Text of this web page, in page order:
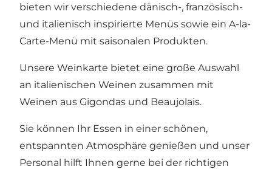
bieten wir verschiedene dänisch-, französisch-
und italienisch inspirierte Menüs sowie ein A-la-
Carte-Menü mit saisonalen Produkten.
Unsere Weinkarte bietet eine große Auswahl
an italienischen Weinen zusammen mit
Weinen aus Gigondas und Beaujolais.
Sie können Ihr Essen in einer schönen,
entspannten Atmosphäre genießen und unser
Personal hilft Ihnen gerne bei der richtigen